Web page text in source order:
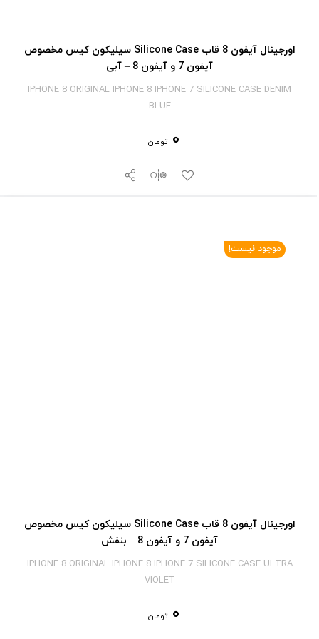
اورجینال آیفون 8 قاب Silicone Case سیلیکون کیس مخصوص
آیفون 7 و آیفون 8 – آبی
IPHONE 8 ORIGINAL IPHONE 8 IPHONE 7 SILICONE CASE DENIM
BLUE
0 تومان
موجود نیست!
اورجینال آیفون 8 قاب Silicone Case سیلیکون کیس مخصوص
آیفون 7 و آیفون 8 – بنفش
IPHONE 8 ORIGINAL IPHONE 8 IPHONE 7 SILICONE CASE ULTRA
VIOLET
0 تومان